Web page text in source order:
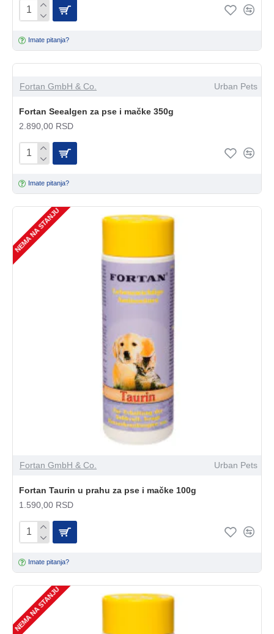
Imate pitanja?
Fortan GmbH & Co. Urban Pets
Fortan Seealgen za pse i mačke 350g
2.890,00 RSD
Imate pitanja?
NEMA NA STANJU
Fortan GmbH & Co. Urban Pets
Fortan Taurin u prahu za pse i mačke 100g
1.590,00 RSD
Imate pitanja?
NEMA NA STANJU